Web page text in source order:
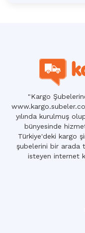
"Kargo
yılında kurulmuş
bünyesinde
Türkiye'deki kargo
şubelerini bir arada
isteyen internet